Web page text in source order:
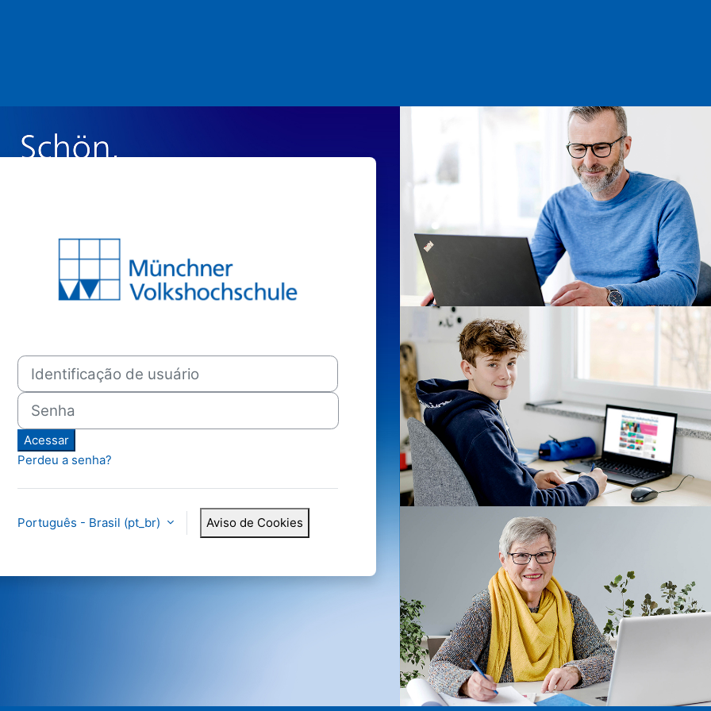
Acesso a MVHS-online − Die Lernplattform
Identificação de usuário
Senha
Acessar
Perdeu a senha?
Português - Brasil ‎(pt_br)‎ Aviso de Cookies